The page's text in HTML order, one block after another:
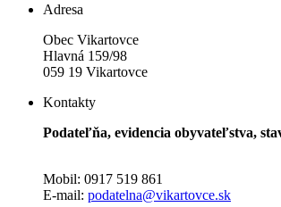
Adresa
Obec Vikartovce
Hlavná 159/98
059 19 Vikartovce
Kontakty
Podateľňa, evidencia obyvateľstva,
Mobil: 0917 519 861
E-mail: podatelna@vikartovce.sk